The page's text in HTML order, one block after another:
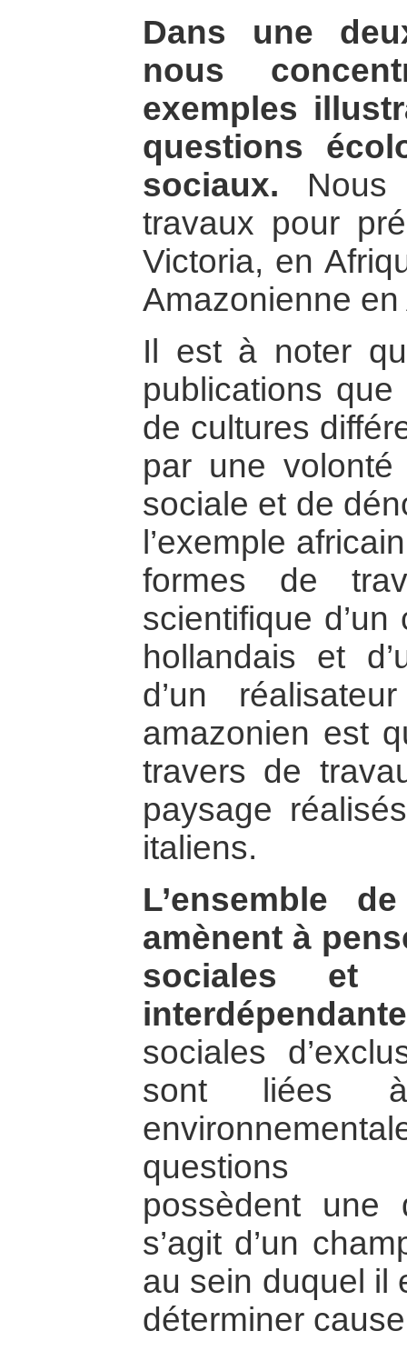
Dans une
nous
exemples
questions
sociaux. Nous
travaux pour
Victoria, en
Amazonienne
Il est à noter
publications
de cultures
par une
sociale et de
l’exemple
formes de
scientifique
hollandais et
d’un
amazonien est
travers de
paysage
italiens.
L’ensemble
amènent à
sociales et
sociales
sont liées
questions
possèdent une
s’agit d’un
au sein duquel il
déterminer